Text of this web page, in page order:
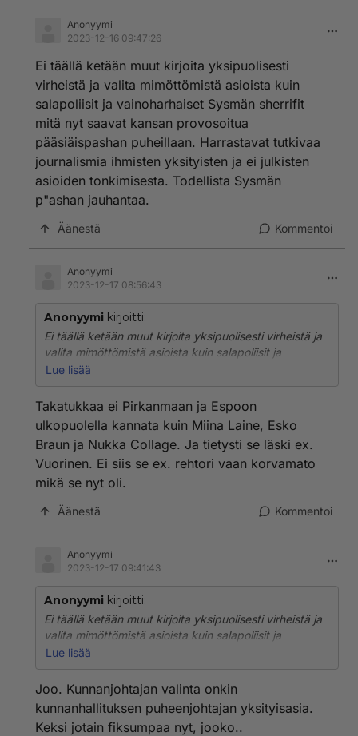
Anonyymi
2023-12-16 09:47:26
Ei täällä ketään muut kirjoita yksipuolisesti
virheistä ja valita mimöttömistä asioista kuin
salapoliisit ja vainoharhaiset Sysmän sherrifit
mitä nyt saavat kansan provosoitua
pääsiäispashan puheillaan. Harrastavat tutkivaa
journalismia ihmisten yksityisten ja ei julkisten
asioiden tonkimisesta. Todellista Sysmän
p"ashan jauhantaa.
Äänestä Kommentoi
Anonyymi
2023-12-17 08:56:43
Anonyymi kirjoitti:
Ei täällä ketään muut kirjoita yksipuolisesti virheistä ja
valita mimöttömistä asioista kuin salapoliisit ja
vainoharhaiset Sysmän sherrifit mitä nyt saavat
Harrastavat tutkivaa journalismia ihmisten yksityisten
ja ei julkisten asioiden tonkimisesta. Todellista Sysmän
p"ashan jauhantaa.
Lue lisää
Takatukkaa ei Pirkanmaan ja Espoon
ulkopuolella kannata kuin Miina Laine, Esko
Braun ja Nukka Collage. Ja tietysti se läski ex.
Vuorinen. Ei siis se ex. rehtori vaan korvamato
mikä se nyt oli.
Äänestä Kommentoi
Anonyymi
2023-12-17 09:41:43
Anonyymi kirjoitti:
Ei täällä ketään muut kirjoita yksipuolisesti virheistä ja
valita mimöttömistä asioista kuin salapoliisit ja
vainoharhaiset Sysmän sherrifit mitä nyt saavat
Harrastavat tutkivaa journalismia ihmisten yksityisten
ja ei julkisten asioiden tonkimisesta. Todellista Sysmän
p"ashan jauhantaa.
Lue lisää
Joo. Kunnanjohtajan valinta onkin
kunnanhallituksen puheenjohtajan yksityisasia.
Keksi jotain fiksumpaa nyt, jooko..